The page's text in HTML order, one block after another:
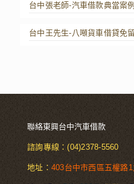
台中張老師-汽車借款典當案例
台中王先生-八噸貨車借貸免
聯絡東興台中汽車借款
諮詢專線：(04)2378-5560
地址： 403台中市西區五權路